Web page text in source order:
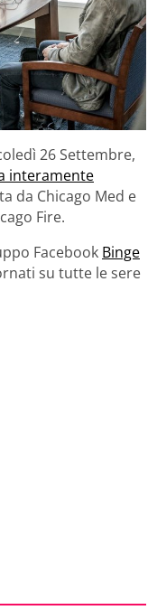
26 Settembre,
interamente
da Chicago Med e
Fire.
Facebook Binge
su tutte le sere